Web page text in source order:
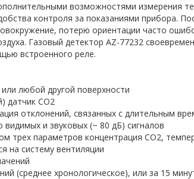
возможностями измерения
контроля за показаниями прибора.
потерю ориентации часто
Газовый детектор AZ-77232
встроенного реле.
любой другой поверхности
датчик СО2
отклонений, связанных с длительным
и звуковых (~ 80 дБ) сигналов
параметров концентрация СО2,
на систему вентиляции
(среднее хронологическое), или за 15